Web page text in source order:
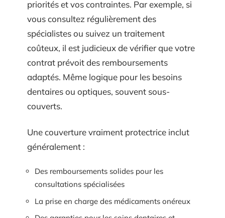
priorités et vos contraintes. Par exemple, si
vous consultez régulièrement des
spécialistes ou suivez un traitement
coûteux, il est judicieux de vérifier que votre
contrat prévoit des remboursements
adaptés. Même logique pour les besoins
dentaires ou optiques, souvent sous-
couverts.
Une couverture vraiment protectrice inclut
généralement :
Des remboursements solides pour les
consultations spécialisées
La prise en charge des médicaments onéreux